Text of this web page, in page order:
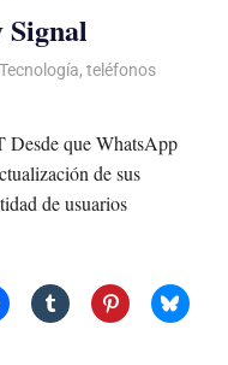
Signal
Tecnología, teléfonos
Desde que WhatsApp
de sus
de usuarios